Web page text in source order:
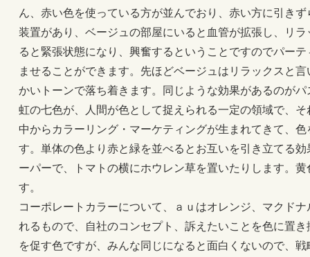
ん、赤い色を使っている方が並んでおり、赤い方に引き
装置があり、ベージュの部屋にいると血管が拡張し、リ
ると緊張状態になり、興奮するということですのでパー
ませることができます。先ほどベージュはリラックスと
かいトーンで落ち着きます。同じような効果があるのが
虹の七色が、人間が色として捉えられる一定の領域で、
中からカラーリング・マーケティングが生まれてきて、
す。単体の色より赤と緑を並べるとお互いを引き立てる
ーパーで、トマトの横にホウレン草を置いたりします。
す。
コーポレートカラーについて、ａｕはオレンジ、マクド
れるもので、自社のコンセプト、訴えたいことを色に置
を促す色ですが、みんな同じになると面白くないので、